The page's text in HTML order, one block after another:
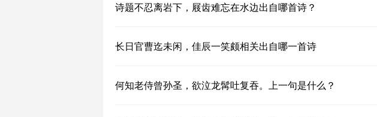
诗题不忍离岩下，屐齿难忘在水边出自哪首诗？
长日官曹迄未闲，佳辰一笑颇相关出自哪一首诗
何知老侍曾孙圣，欲泣龙髯吐复吞。上一句是什么？